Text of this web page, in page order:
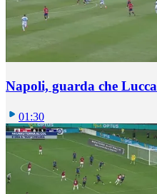
Napoli, guarda che Lucca
01:30